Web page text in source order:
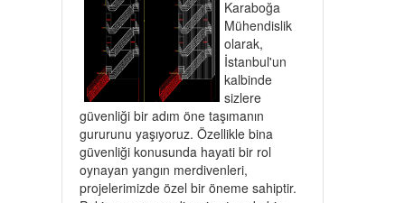
Karaboğa
Mühendislik
olarak,
İstanbul'un
kalbinde
sizlere
güvenliği bir adım öne taşımanın
gururunu yaşıyoruz. Özellikle bina
güvenliği konusunda hayati bir rol
oynayan yangın merdivenleri,
projelerimizde özel bir öneme sahiptir.